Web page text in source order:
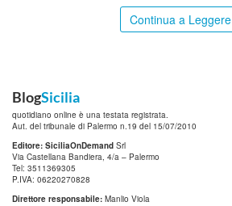
Continua a Leggere
BlogSicilia
quotidiano online è una testata registrata.
Aut. del tribunale di Palermo n.19 del 15/07/2010
Editore: SiciliaOnDemand Srl
Via Castellana Bandiera, 4/a – Palermo
Tel: 3511369305
P.IVA: 06220270828
Direttore responsabile: Manlio Viola